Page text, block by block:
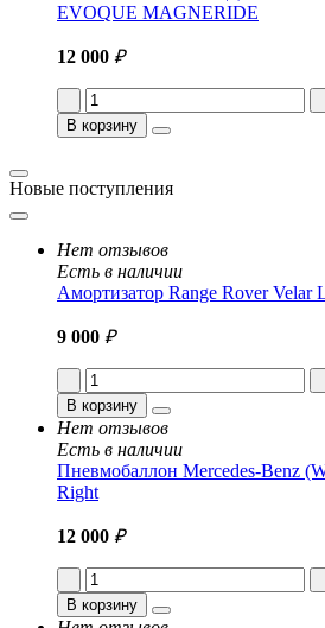
EVOQUE MAGNERIDE
12 000 ₽
В корзину
Новые поступления
Нет отзывов
Есть в наличии
Амортизатор Range Rover Velar
9 000 ₽
В корзину
Нет отзывов
Есть в наличии
Пневмобаллон Mercedes-Benz
Right
12 000 ₽
В корзину